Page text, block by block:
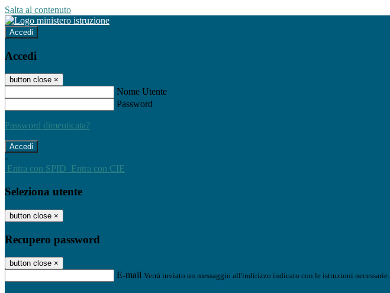
Salta al contenuto
Accedi
Accedi
button close ×
Nome Utente
Password
Password dimenticata?
-
Entra con SPID Entra con CIE
Seleziona utente
button close ×
Recupero password
button close ×
E-mail Verrà inviato un messaggio all'indirizzo indicato con le istruzioni necessarie.